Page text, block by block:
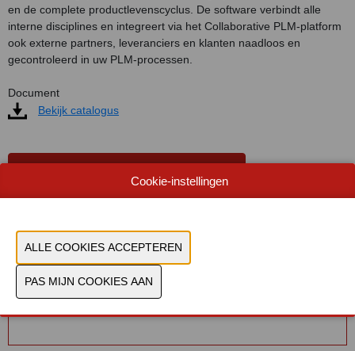
en de complete productlevenscyclus. De software verbindt alle
interne disciplines en integreert via het Collaborative PLM-platform
ook externe partners, leveranciers en klanten naadloos en
gecontroleerd in uw PLM-processen.
Document
Bekijk catalogus
U hebt geen toestemming gegeven om deze
content te zien. Pas uw cookie-instellingen aan om
deze content te zien.Cookies bekijken
Cookie-instellingen